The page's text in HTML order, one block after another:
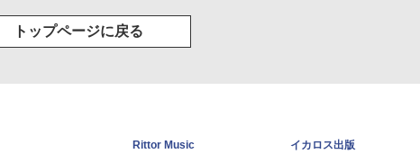
トップページに戻る
Rittor Music イカロス出版